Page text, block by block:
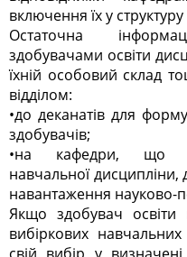
включення їх у
Остаточна
здобувачами освіти
їхній особовий склад
відділом:
•до деканатів для
здобувачів;
•на кафедри, що
навчальної
навантаження науково-
Якщо здобувач освіти
вибіркових